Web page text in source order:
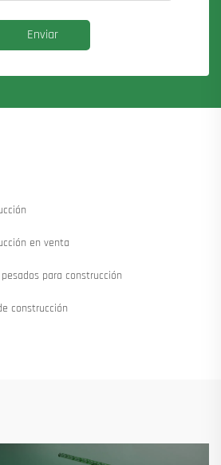
Enviar
en venta
para construcción
construcción